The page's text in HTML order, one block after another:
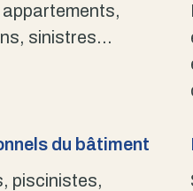
sinistres…
du bâtiment
piscinistes,